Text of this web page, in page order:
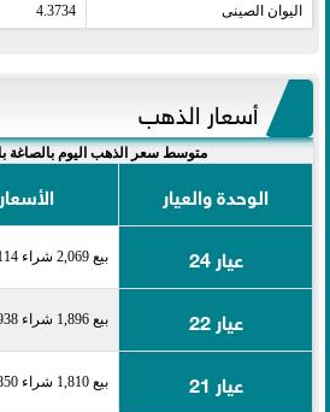
اليوان الصينى​ 4.3734
أسعار الذهب
متوسط سعر الذهب اليوم بالصاغة
الوحدة والعيار
عيار 24
بيع 2,069 شراء 2,114
عيار 22 بيع 1,896 شراء 1,938
عيار 21 بيع 1,810 شراء 1,850